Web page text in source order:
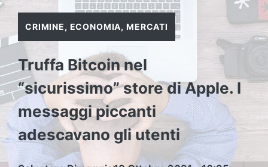
CRIMINE, ECONOMIA, MERCATI
Truffa Bitcoin nel
“sicurissimo” store di Apple. I
messaggi piccanti
adescavano gli utenti